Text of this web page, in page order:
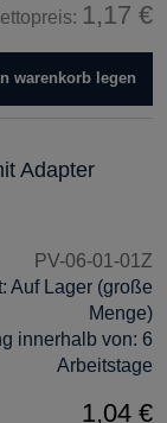
1,17 €
warenkorb legen
Adapter
PV-06-01-01Z
Auf Lager (große
Menge)
innerhalb von: 6
Arbeitstage
1,04 €